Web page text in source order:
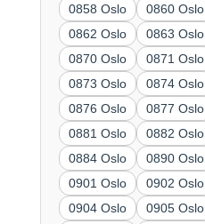
0858 Oslo
0860 Oslo
0862 Oslo
0863 Oslo
0870 Oslo
0871 Oslo
0873 Oslo
0874 Oslo
0876 Oslo
0877 Oslo
0881 Oslo
0882 Oslo
0884 Oslo
0890 Oslo
0901 Oslo
0902 Oslo
0904 Oslo
0905 Oslo